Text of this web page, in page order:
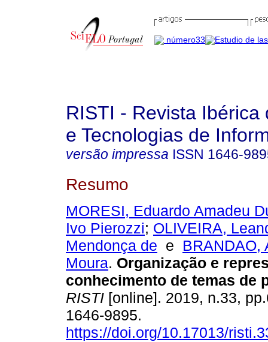
RISTI - Revista Ibérica
e Tecnologias de
versão impressa ISSN 1646-
Resumo
MORESI, Eduardo Amadeu
Ivo Pierozzi; OLIVEIRA,
Mendonça de e BRANDAO,
Moura. Organização e
conhecimento de temas de
RISTI [online]. 2019, n.33,
1646-9895.
https://doi.org/10.17013/